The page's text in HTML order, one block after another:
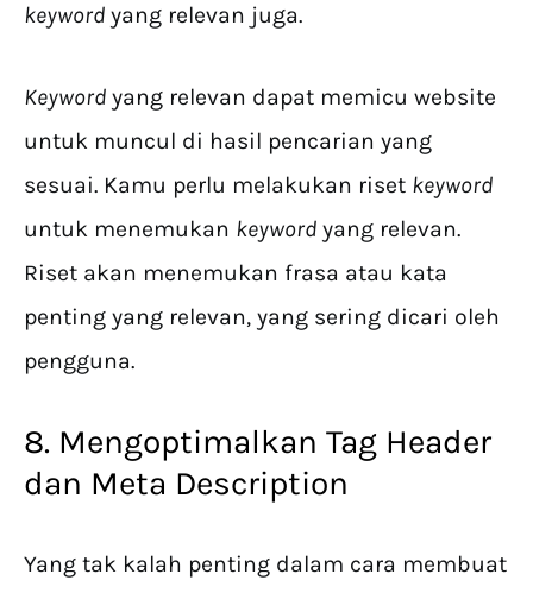
keyword yang relevan juga.
Keyword yang relevan dapat memicu website
untuk muncul di hasil pencarian yang
sesuai. Kamu perlu melakukan riset keyword
untuk menemukan keyword yang relevan.
Riset akan menemukan frasa atau kata
penting yang relevan, yang sering dicari oleh
pengguna.
8. Mengoptimalkan Tag Header
dan Meta Description
Yang tak kalah penting dalam cara membuat